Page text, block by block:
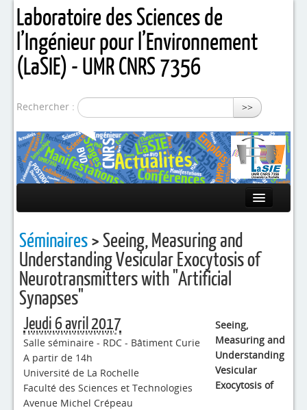
Laboratoire des Sciences de
l’Ingénieur pour l’Environnement
(LaSIE) - UMR CNRS 7356
Rechercher : >>
Equipes de recherche
Activités / Projets
4evLab
RUPEElab
Expertises
Master - Doctorat
Séminaires> Seeing, Measuring and
Understanding Vesicular Exocytosis of
Neurotransmitters with "Artificial
Synapses"
Jeudi 6 avril 2017
Salle séminaire - RDC - Bâtiment Curie
A partir de 14h
Université de La Rochelle
Faculté des Sciences et Technologies
Avenue Michel Crépeau
Seeing,
Measuring and
Understanding
Vesicular
Exocytosis of